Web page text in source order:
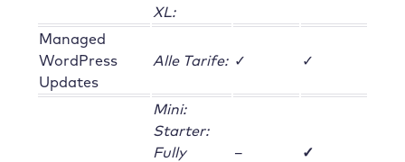
XL:
Managed
WordPress
Updates
Alle Tarife: ✓ ✓
Mini:
Starter:
Fully
–
✓